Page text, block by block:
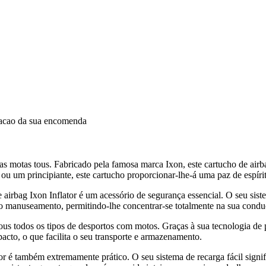
da sua encomenda
motas tous. Fabricado pela famosa marca Ixon, este cartucho de
um principiante, este cartucho proporcionar-lhe-á uma paz de
Ixon Inflator é um acessório de segurança essencial. O seu
permitindo-lhe concentrar-se totalmente na sua
todos os tipos de desportos com motos. Graças à sua tecnologia
o que facilita o seu transporte e armazenamento.
também extremamente prático. O seu sistema de recarga fácil